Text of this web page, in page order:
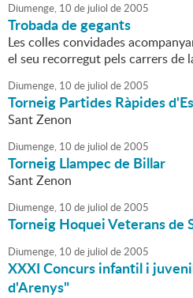
Diumenge, 10 de juliol de2005
Trobada de gegants
Les colles convidades
el seu recorregut pels carrers de
Diumenge, 10 de juliol de2005
Torneig Partides Ràpides
Sant Zenon
Diumenge, 10 de juliol de2005
Torneig Llampec de Billar
Sant Zenon
Diumenge, 10 de juliol de2005
Torneig Hoquei Veterans de
Diumenge, 10 de juliol de2005
XXXI Concurs infantil i
d'Arenys"